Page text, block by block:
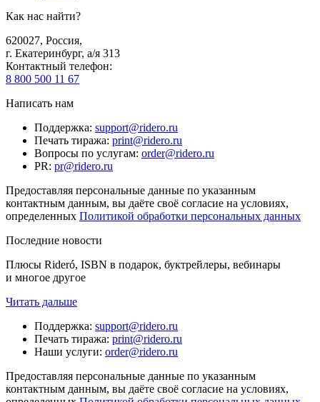
Как нас найти?
620027, Россия,
г. Екатеринбург, а/я 313
Контактный телефон:
8 800 500 11 67
Написать нам
Поддержка: support@ridero.ru
Печать тиража: print@ridero.ru
Вопросы по услугам: order@ridero.ru
PR: pr@ridero.ru
Предоставляя персональные данные по указанным
контактным данным, вы даёте своё согласие на условиях,
определенных Политикой обработки персональных данных
Последние новости
Плюсы Rideró, ISBN в подарок, буктрейлеры, вебинары
и многое другое
Читать дальше
Поддержка: support@ridero.ru
Печать тиража: print@ridero.ru
Наши услуги: order@ridero.ru
Предоставляя персональные данные по указанным
контактным данным, вы даёте своё согласие на условиях,